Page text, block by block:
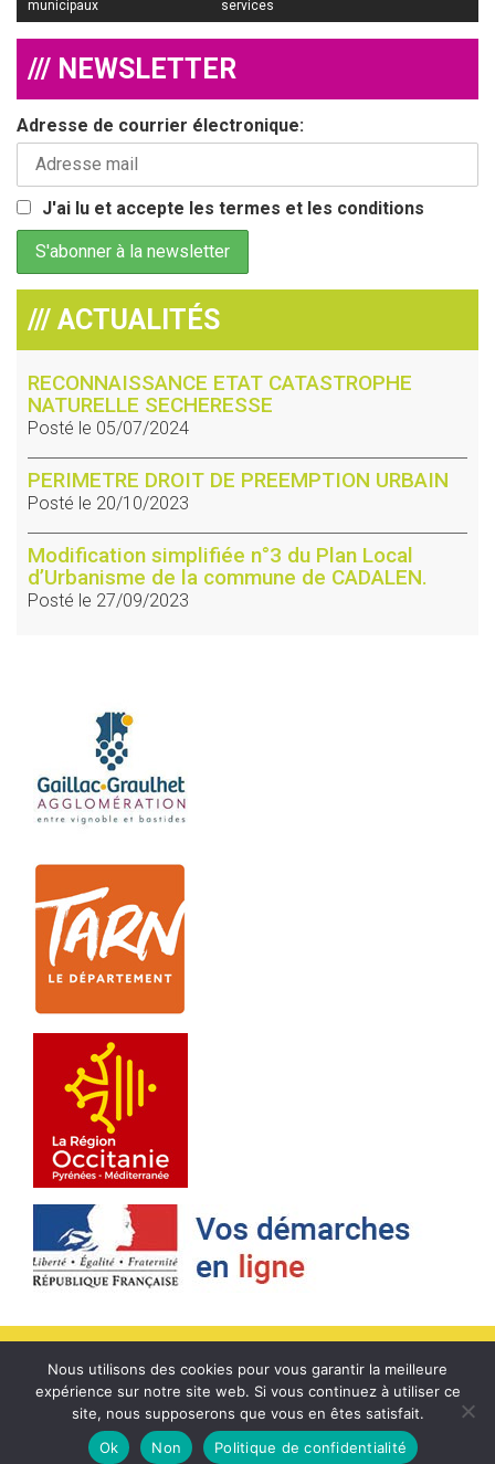
municipaux
services
/// NEWSLETTER
Adresse de courrier électronique:
J'ai lu et accepte les termes et les conditions
/// ACTUALITÉS
RECONNAISSANCE ETAT CATASTROPHE
NATURELLE SECHERESSE
Posté le 05/07/2024
PERIMETRE DROIT DE PREEMPTION URBAIN
Posté le 20/10/2023
Modification simplifiée n°3 du Plan Local
d’Urbanisme de la commune de CADALEN.
Posté le 27/09/2023
de confidentialité/ www.Service-public.fr
© Mairie Cadalen 2026 - Rue de la Mairie, 81600 Cadalen - Tél. : 05 63
33 01 44 - CréationPierre Farenc- HebergementAgence Keeg
Nous utilisons des cookies pour vous garantir la meilleure
expérience sur notre site web. Si vous continuez à utiliser ce
site, nous supposerons que vous en êtes satisfait.
Ok
Non Politique de confidentialité